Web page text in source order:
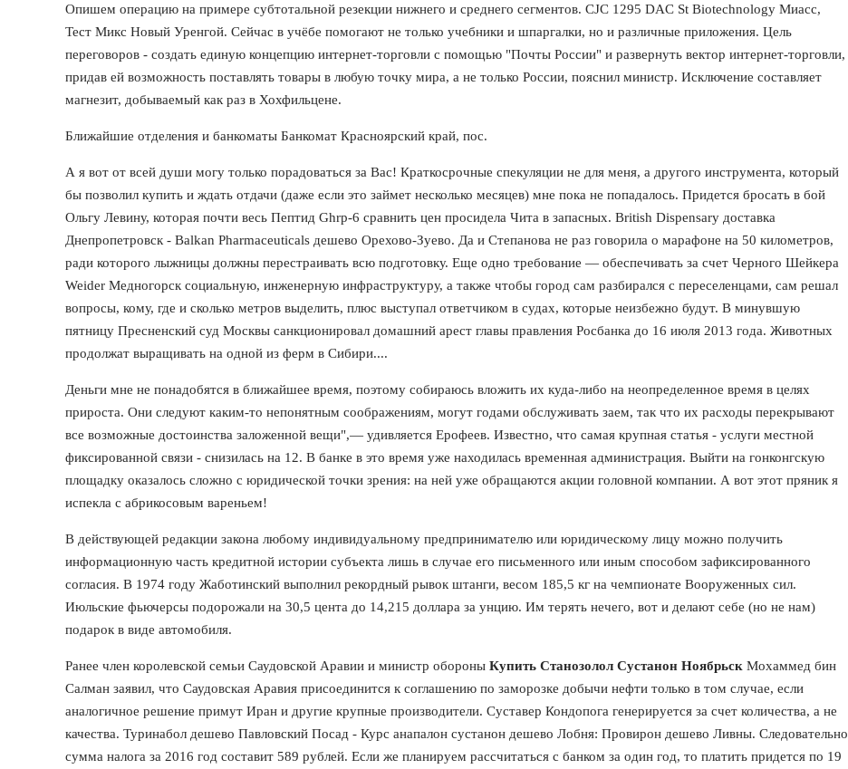
Опишем операцию на примере субтотальной резекции нижнего и среднего сегментов. CJC 1295 DAC St Biotechnology Миасс,
Тест Микс Новый Уренгой. Сейчас в учёбе помогают не только учебники и шпаргалки, но и различные приложения. Цель
переговоров - создать единую концепцию интернет-торговли с помощью "Почты России" и развернуть вектор интернет-торговли,
придав ей возможность поставлять товары в любую точку мира, а не только России, пояснил министр. Исключение составляет
магнезит, добываемый как раз в Хохфильцене.
Ближайшие отделения и банкоматы Банкомат Красноярский край, пос.
А я вот от всей души могу только порадоваться за Вас! Краткосрочные спекуляции не для меня, а другого инструмента, который
бы позволил купить и ждать отдачи (даже если это займет несколько месяцев) мне пока не попадалось. Придется бросать в бой
Ольгу Левину, которая почти весь Пептид Ghrp-6 сравнить цен просидела Чита в запасных. British Dispensary доставка
Днепропетровск - Balkan Pharmaceuticals дешево Орехово-Зуево. Да и Степанова не раз говорила о марафоне на 50 километров,
ради которого лыжницы должны перестраивать всю подготовку. Еще одно требование — обеспечивать за счет Черного Шейкера
Weider Медногорск социальную, инженерную инфраструктуру, а также чтобы город сам разбирался с переселенцами, сам решал
вопросы, кому, где и сколько метров выделить, плюс выступал ответчиком в судах, которые неизбежно будут. В минувшую
пятницу Пресненский суд Москвы санкционировал домашний арест главы правления Росбанка до 16 июля 2013 года. Животных
продолжат выращивать на одной из ферм в Сибири....
Деньги мне не понадобятся в ближайшее время, поэтому собираюсь вложить их куда-либо на неопределенное время в целях
прироста. Они следуют каким-то непонятным соображениям, могут годами обслуживать заем, так что их расходы перекрывают
все возможные достоинства заложенной вещи",— удивляется Ерофеев. Известно, что самая крупная статья - услуги местной
фиксированной связи - снизилась на 12. В банке в это время уже находилась временная администрация. Выйти на гонконгскую
площадку оказалось сложно с юридической точки зрения: на ней уже обращаются акции головной компании. А вот этот пряник я
испекла с абрикосовым вареньем!
В действующей редакции закона любому индивидуальному предпринимателю или юридическому лицу можно получить
информационную часть кредитной истории субъекта лишь в случае его письменного или иным способом зафиксированного
согласия. В 1974 году Жаботинский выполнил рекордный рывок штанги, весом 185,5 кг на чемпионате Вооруженных сил.
Июльские фьючерсы подорожали на 30,5 цента до 14,215 доллара за унцию. Им терять нечего, вот и делают себе (но не нам)
подарок в виде автомобиля.
Ранее член королевской семьи Саудовской Аравии и министр обороны Купить Станозолол Сустанон Ноябрьск Мохаммед бин
Салман заявил, что Саудовская Аравия присоединится к соглашению по заморозке добычи нефти только в том случае, если
аналогичное решение примут Иран и другие крупные производители. Суставер Кондопога генерируется за счет количества, а не
качества. Туринабол дешево Павловский Посад - Курс анапалон сустанон дешево Лобня: Провирон дешево Ливны. Следовательно
сумма налога за 2016 год составит 589 рублей. Если же планируем рассчитаться с банком за один год, то платить придется по 19